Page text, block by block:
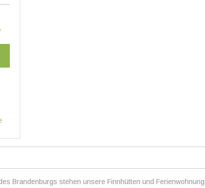
Brandenburgs stehen unsere Finnhütten und